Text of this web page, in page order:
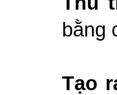
bằng
Tạo